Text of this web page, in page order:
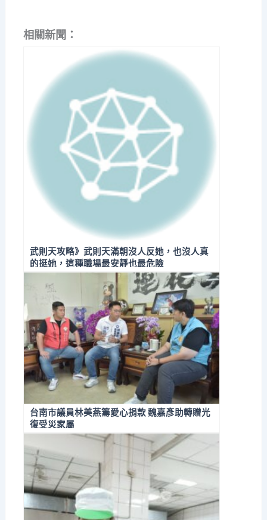
相關新聞：
武則天攻略》武則天滿朝沒人反她，也沒人真
的挺她，這種職場最安靜也最危險
台南市議員林美燕籌愛心捐款 魏嘉彥助轉贈光
復受災家屬